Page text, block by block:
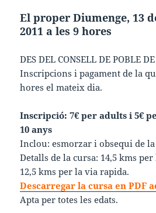
El proper Diumenge, 13
2011 a les 9 hores
DES DEL CONSELL DE POBLE
Inscripcions i pagament de la
hores el mateix dia.
Inscripció: 7€ per adults i 5€
10 anys
Inclou: esmorzar i obsequi de
Detalls de la cursa: 14,5 kms
12,5 kms per la via rapida.
Descarregar la cursa en PDF
Apta per totes les edats.